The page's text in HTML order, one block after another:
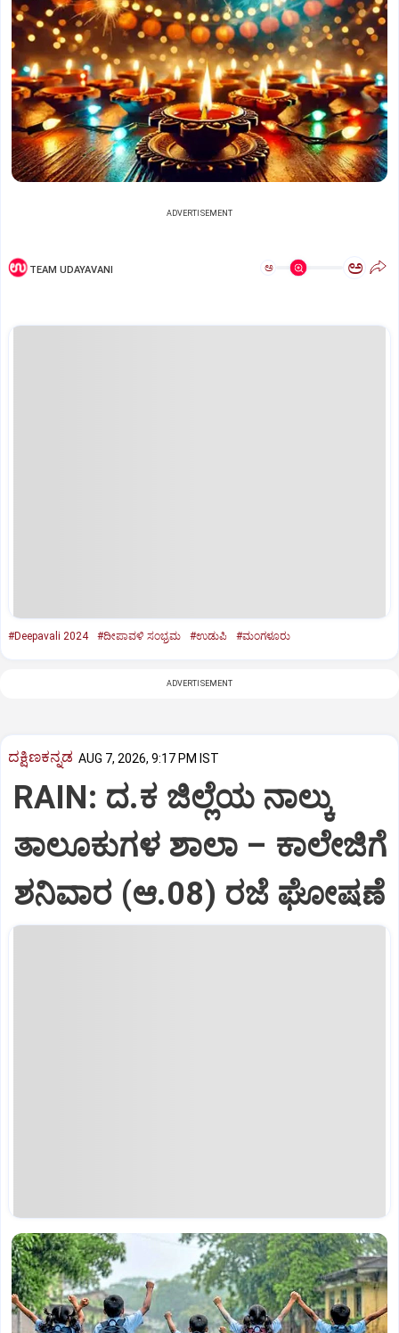
ADVERTISEMENT
TEAM UDAYAVANI ಅ ಅ
#Deepavali 2024 #ದೀಪಾವಳಿ ಸಂಭ್ರಮ #ಉಡುಪಿ #ಮಂಗಳೂರು
ADVERTISEMENT
ದಕ್ಷಿಣಕನ್ನಡ AUG 7, 2026, 9:17 PM IST
RAIN: ದ.ಕ ಜಿಲ್ಲೆಯ ನಾಲ್ಕು
ತಾಲೂಕುಗಳ ಶಾಲಾ – ಕಾಲೇಜಿಗೆ
ಶನಿವಾರ (ಆ.08) ರಜೆ ಘೋಷಣೆ